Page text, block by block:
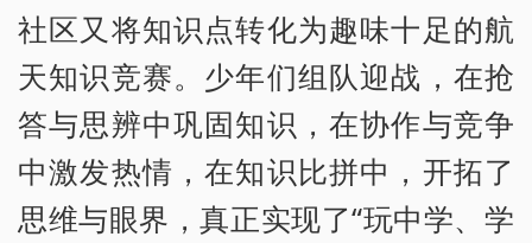
社区又将知识点转化为趣味十足的航
天知识竞赛。少年们组队迎战，在抢
答与思辨中巩固知识，在协作与竞争
中激发热情，在知识比拼中，开拓了
思维与眼界，真正实现了“玩中学、学